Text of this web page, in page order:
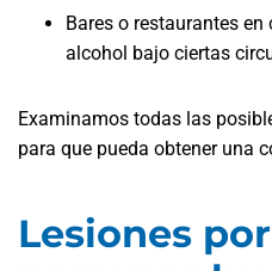
Bares o restaurantes
alcohol bajo ciertas
Examinamos todas las
para que pueda obtener una
Lesiones